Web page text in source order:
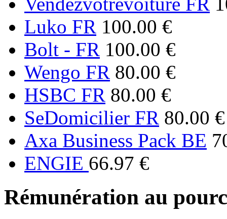
Luko FR 100.00 €
Bolt - FR 100.00 €
Wengo FR 80.00 €
HSBC FR 80.00 €
SeDomicilier FR 80.00 €
Axa Business Pack BE
ENGIE 66.97 €
Rémunération au